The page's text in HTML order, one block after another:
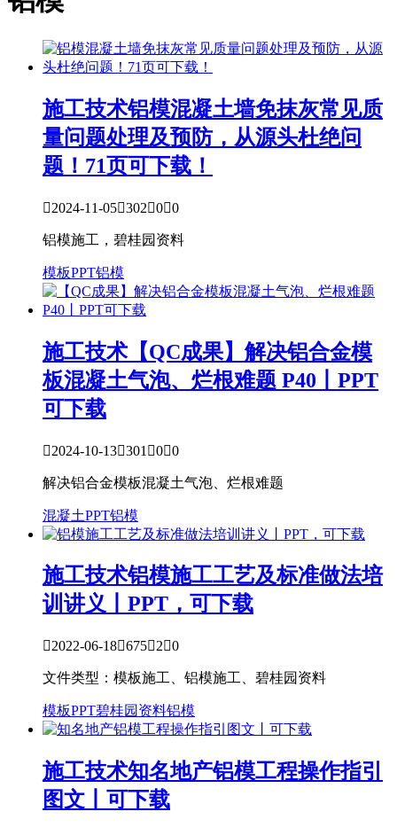
施工技术铝模混凝土墙免抹灰常见质
量问题处理及预防，从源头杜绝问
题！71页可下载！
2024-11-0530200
铝模施工，碧桂园资料
模板PPT铝模
施工技术【QC成果】解决铝合金模
板混凝土气泡、烂根难题 P40丨PPT
可下载
2024-10-13301 00
解决铝合金模板混凝土气泡、烂根难题
混凝土PPT铝模
施工技术铝模施工工艺及标准做法培
训讲义丨PPT，可下载
2022-06-1867520
文件类型：模板施工、铝模施工、碧桂园资料
模板PPT碧桂园资料铝模
施工技术知名地产铝模工程操作指引
图文丨可下载